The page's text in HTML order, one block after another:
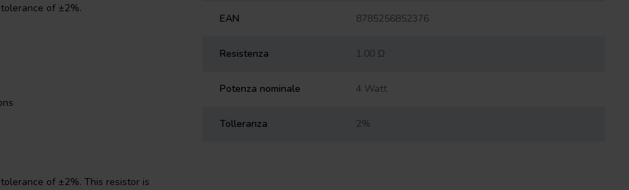
of ±2%.
of ±2%. This resistor is
EAN 8785256852376
Resistenza 1.00 Ω
Potenza nominale 4 Watt
Tolleranza 2%